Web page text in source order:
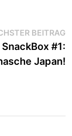
BEITRAG
SnackBox #1:
Japan!